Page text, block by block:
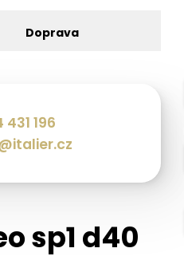
Doprava
196
sp1 d40